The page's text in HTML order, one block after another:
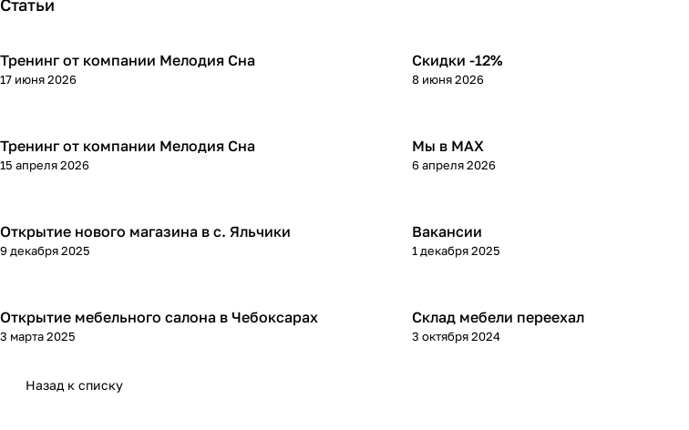
Статьи
Тренинг от компании Мелодия Сна
17 июня 2026
Скидки -12%
8 июня 2026
Тренинг от компании Мелодия Сна
15 апреля 2026
Мы в МАХ
6 апреля 2026
Открытие нового магазина в с. Яльчики
9 декабря 2025
Вакансии
1 декабря 2025
Открытие мебельного салона в Чебоксарах
3 марта 2025
Склад мебели переехал
3 октября 2024
Назад к списку